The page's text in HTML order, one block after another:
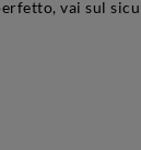
vai sul